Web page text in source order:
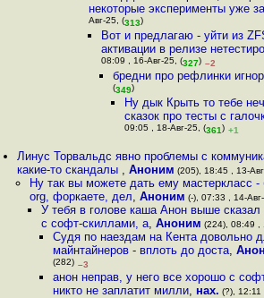
некоторые эксперименты уже
Авг-25, (313)
Вот и предлагаю - уйти из
активации в релизе
08:09 , 16-Авг-25, (327) –2
бредни про рефлинки игнор
(349)
Ну дык Крыть то тебе
сказок про тесты с
09:05 , 18-Авг-25, (361) +1
Линус Торвальдс явно проблемы с
какие-то скандалы ,Аноним (205), 18:45 , 13-
Ну так вы можете дать ему мастеркласс -
org, форкаете, дел, Аноним (-), 07:33 , 14-
У тебя в голове каша Анон выше
с софт-скиллами, а, Аноним (224), 08:49 ,
Судя по наездам на Кента довольно
майнтайнеров - вплоть до доста,
(282) –3
анон неправ, у него все хорошо с
никто не заплатит милли, нах. (?), 12:11